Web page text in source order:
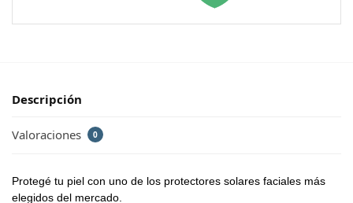
Descripción
Valoraciones 0
Protegé tu piel con uno de los protectores solares faciales más
elegidos del mercado.